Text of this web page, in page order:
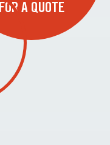
FOR A QUOTE